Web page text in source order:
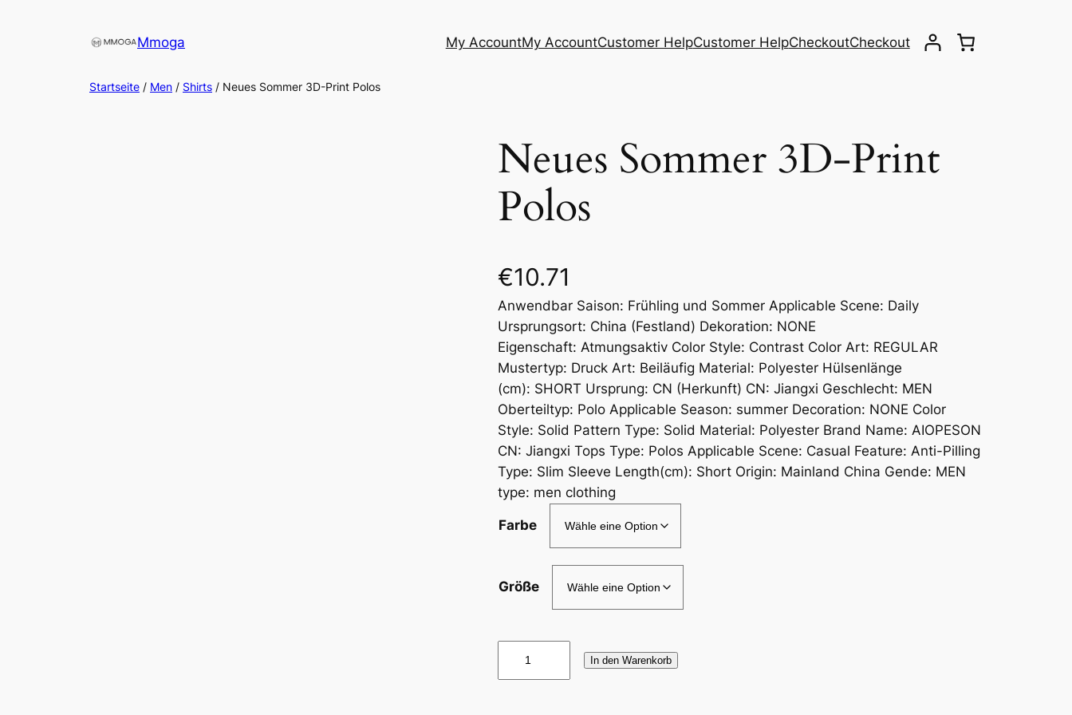
Mmoga My AccountMy AccountCustomer HelpCustomer HelpCheckoutCheckout
Startseite / Men / Shirts / Neues Sommer 3D-Print Polos
Neues Sommer 3D-Print
Polos
€10.71
Anwendbar Saison: Frühling und Sommer Applicable Scene: Daily
Ursprungsort: China (Festland) Dekoration: NONE
Eigenschaft: Atmungsaktiv Color Style: Contrast Color Art: REGULAR
Mustertyp: Druck Art: Beiläufig Material: Polyester Hülsenlänge
(cm): SHORT Ursprung: CN (Herkunft) CN: Jiangxi Geschlecht: MEN
Oberteiltyp: Polo Applicable Season: summer Decoration: NONE Color
Style: Solid Pattern Type: Solid Material: Polyester Brand Name: AIOPESON
CN: Jiangxi Tops Type: Polos Applicable Scene: Casual Feature: Anti-Pilling
Type: Slim Sleeve Length(cm): Short Origin: Mainland China Gende: MEN
type: men clothing
Farbe
Größe
In den Warenkorb